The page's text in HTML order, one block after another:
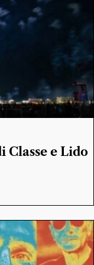
Classe e Lido